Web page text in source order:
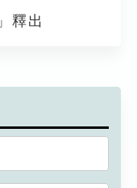
」釋出